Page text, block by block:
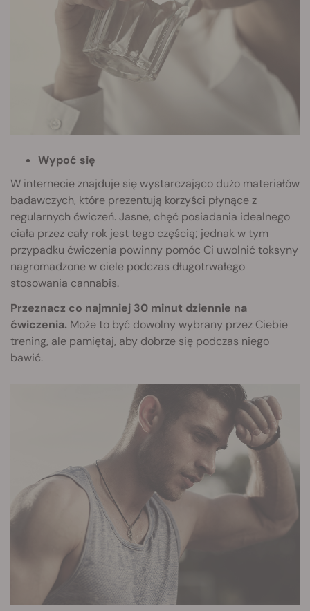
Wypoć się
W internecie znajduje się wystarczająco dużo materiałów
badawczych, które prezentują korzyści płynące z
regularnych ćwiczeń. Jasne, chęć posiadania idealnego
ciała przez cały rok jest tego częścią; jednak w tym
przypadku ćwiczenia powinny pomóc Ci uwolnić toksyny
nagromadzone w ciele podczas długotrwałego
stosowania cannabis.
Przeznacz co najmniej 30 minut dziennie na
ćwiczenia. Może to być dowolny wybrany przez Ciebie
trening, ale pamiętaj, aby dobrze się podczas niego
bawić.